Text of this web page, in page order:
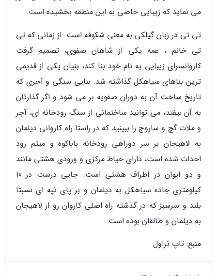
می نماید که زیبایی خاصی به این منطقه بخشیده است.
تی تی در زبان گیلکی به معنی شکوفه است. از زمانی که تی
تی خانم ، عمه یکی از شاهان صفوی، تصمیم گرفت
کاروانسرای زیبایی به نام خود بنا کند، بنیان یکی از قدیمی
ترین بناهای سیاهکل گذاشته شد. بنایی سنگی و آجری که
تاریخ ساخت آن به دوران صفویه بر می شود و اگر گذارتان
به آن بیفتد، می توانید ساختمانی از سنگ رودخانه ای، آجر
و ملات گچ و ساروج را ببینید که در راستا راه کاروانی دیلمان
به لاهیجان بر سر دوراهی رودخانه باباکوه و میثم رود
احداث شده است، دارای حیاط مرکزی و ورودی هشتی مانند
و دو ایوان در اطراف هشتی است. جایی درست در 10
کیلومتری جاده سیاهکل به دیلمان و بر پای تپه ای نسبتا
بلند و سرسبز که در گذشته راه اصلی کاروان رو از لاهیجان
به دیلمان و طالقان بوده است
منبع: تاپ تراول